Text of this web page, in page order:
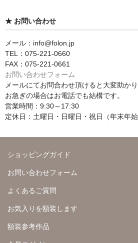
★ お問い合わせ
メール：info@folon.jp
TEL：075-221-0660
FAX：075-221-0661
お問い合わせフォーム
メールにてお問合わせ頂けると大変助かり
お急ぎの場合はお電話でも結構です。
営業時間：9:30～17:30
定休日：土曜日・日曜日・祝日（年末年始
ショッピングガイド
お問い合わせフォーム
よくあるご質問
お気入りを額装します
額装参考作品